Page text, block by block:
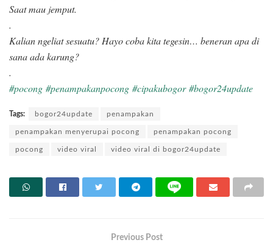
Saat mau jemput.
.
Kalian ngeliat sesuatu? Hayo coba kita tegesin… beneran apa di
sana ada karung?
.
#pocong #penampakanpocong #cipakubogor #bogor24update
Tags: bogor24update penampakan
penampakan menyerupai pocong penampakan pocong
pocong video viral video viral di bogor24update
Previous Post